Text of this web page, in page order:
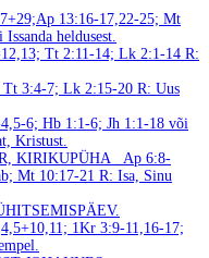
13:16-17,22-25; Mt
heldusest.
Tt 2:11-14; Lk 2:1-14 R:
Tt 3:4-7; Lk 2:15-20 R: Uus
6; Hb 1:1-6; Jh 1:1-18 või
Kristust.
KIRIKUPÜHA
Ap 6:8-
Mt 10:17-21 R: Isa, Sinu
1Kr 3:9-11,16-17;